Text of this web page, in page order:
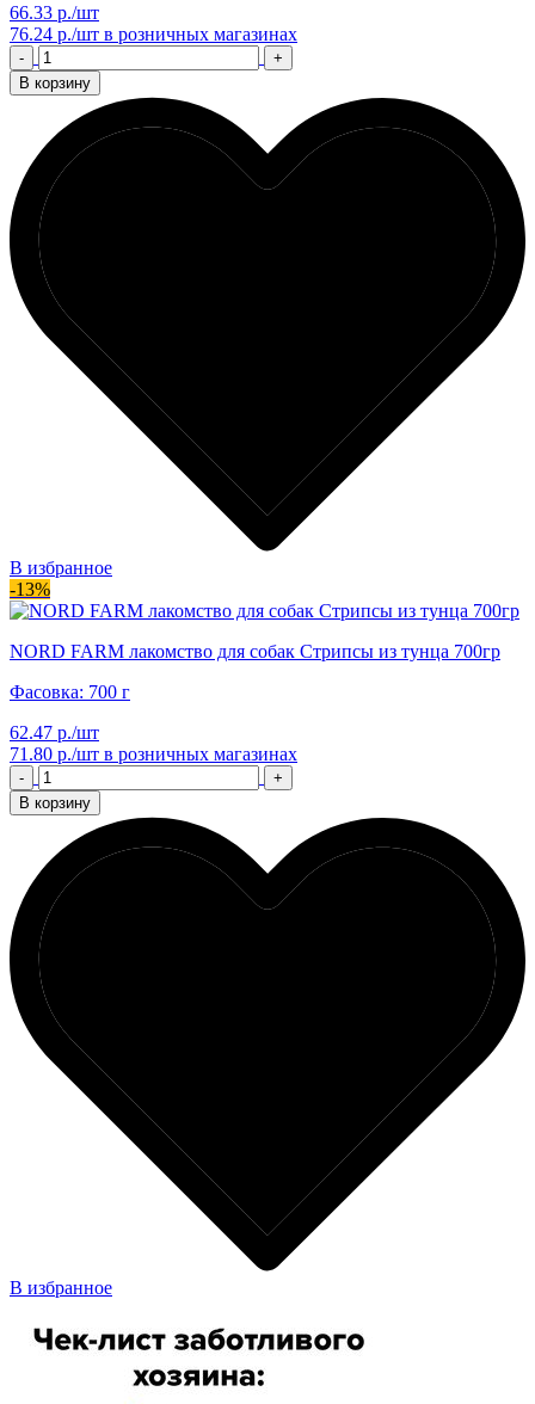
66.33 р./шт
76.24 р./шт в розничных магазинах
-
+
В корзину
В избранное
-13%
NORD FARM лакомство для собак Стрипсы из тунца 700гр
Фасовка: 700 г
62.47 р./шт
71.80 р./шт в розничных магазинах
-
+
В корзину
В избранное